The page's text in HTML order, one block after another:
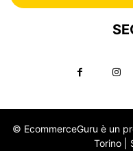
© EcommerceGuru è un
Torino |